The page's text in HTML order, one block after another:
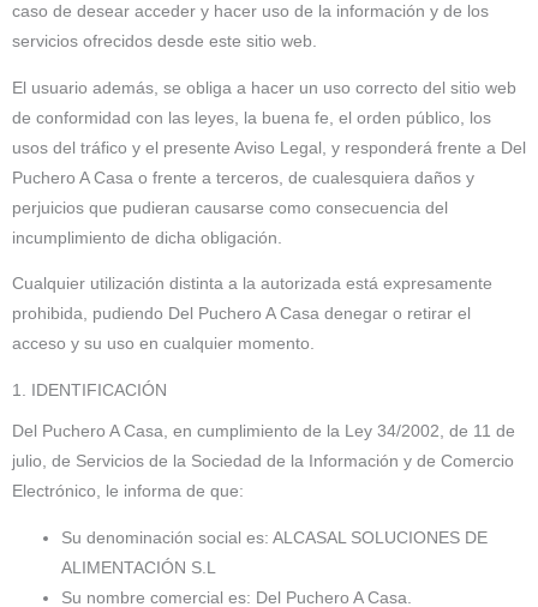
caso de desear acceder y hacer uso de la información y de los
servicios ofrecidos desde este sitio web.
El usuario además, se obliga a hacer un uso correcto del sitio web
de conformidad con las leyes, la buena fe, el orden público, los
usos del tráfico y el presente Aviso Legal, y responderá frente a Del
Puchero A Casa o frente a terceros, de cualesquiera daños y
perjuicios que pudieran causarse como consecuencia del
incumplimiento de dicha obligación.
Cualquier utilización distinta a la autorizada está expresamente
prohibida, pudiendo Del Puchero A Casa denegar o retirar el
acceso y su uso en cualquier momento.
1. IDENTIFICACIÓN
Del Puchero A Casa, en cumplimiento de la Ley 34/2002, de 11 de
julio, de Servicios de la Sociedad de la Información y de Comercio
Electrónico, le informa de que:
Su denominación social es: ALCASAL SOLUCIONES DE
ALIMENTACIÓN S.L
Su nombre comercial es: Del Puchero A Casa.